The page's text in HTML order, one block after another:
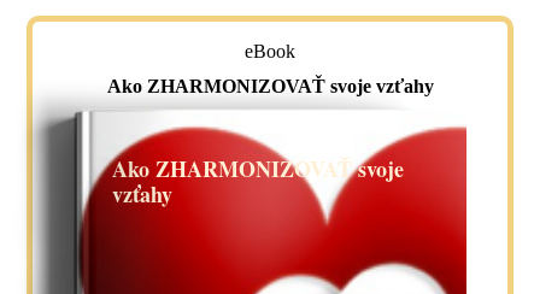
eBook
Ako ZHARMONIZOVAŤ svoje vzťahy
Ako ZHARMONIZOVAŤ svoje
vzťahy